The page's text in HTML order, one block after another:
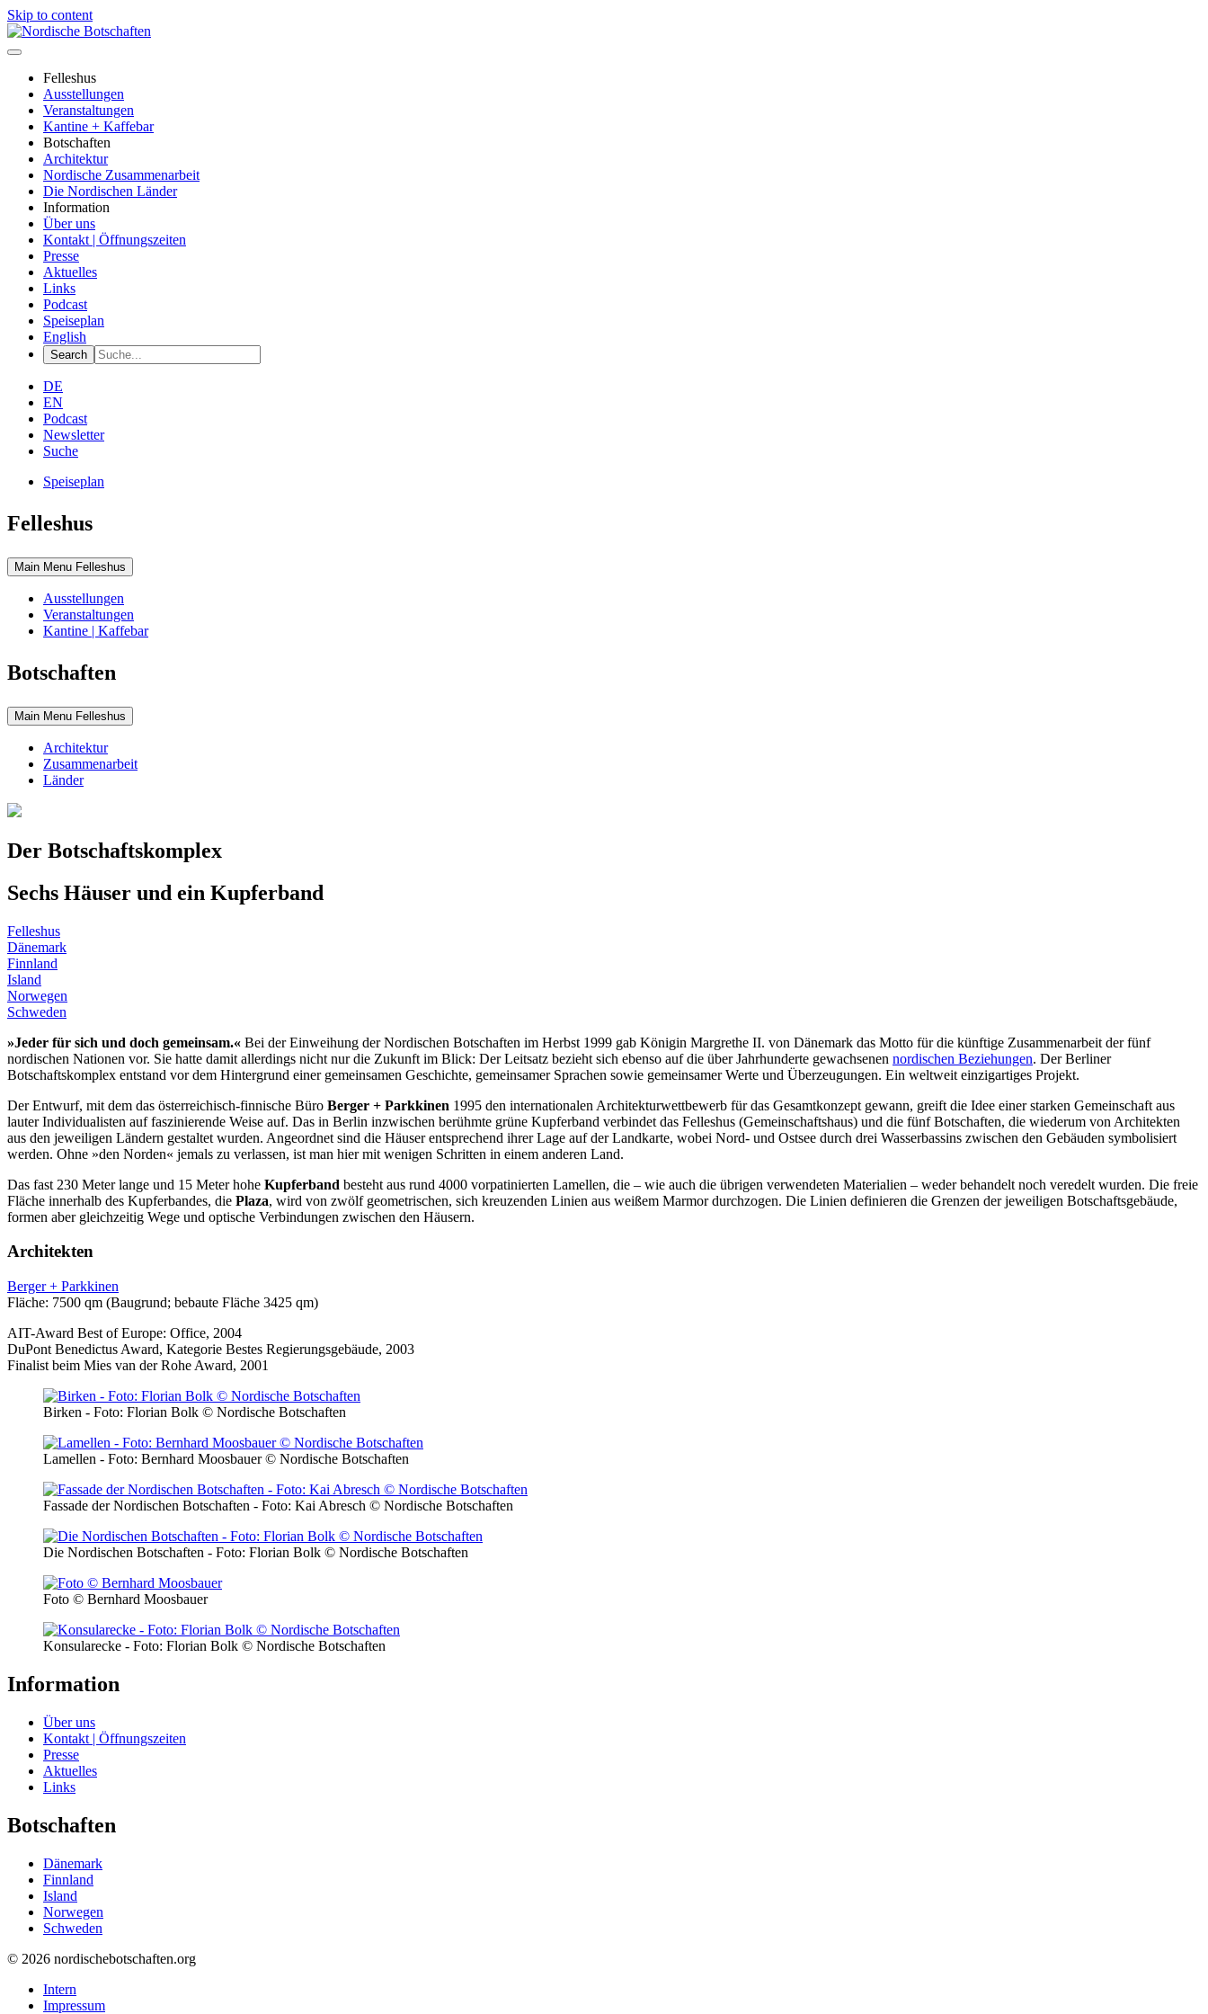
Skip to content
Felleshus
Ausstellungen
Veranstaltungen
Kantine + Kaffebar
Botschaften
Architektur
Nordische Zusammenarbeit
Die Nordischen Länder
Information
Über uns
Kontakt | Öffnungszeiten
Presse
Aktuelles
Links
Podcast
Speiseplan
English
DE
EN
Podcast
Newsletter
Suche
Speiseplan
Felleshus
Main Menu Felleshus
Ausstellungen
Veranstaltungen
Kantine | Kaffebar
Botschaften
Main Menu Felleshus
Architektur
Zusammenarbeit
Länder
Der Botschaftskomplex
Sechs Häuser und ein Kupferband
Felleshus
Dänemark
Finnland
Island
Norwegen
Schweden
»Jeder für sich und doch gemeinsam.« Bei der Einweihung der Nordischen Botschaften im Herbst 1999 gab Königin Margrethe II. von Dänemark das Motto für die künftige Zusammenarbeit der fünf
nordischen Nationen vor. Sie hatte damit allerdings nicht nur die Zukunft im Blick: Der Leitsatz bezieht sich ebenso auf die über Jahrhunderte gewachsenen nordischen Beziehungen. Der Berliner
Botschaftskomplex entstand vor dem Hintergrund einer gemeinsamen Geschichte, gemeinsamer Sprachen sowie gemeinsamer Werte und Überzeugungen. Ein weltweit einzigartiges Projekt.
Der Entwurf, mit dem das österreichisch-finnische Büro Berger + Parkkinen 1995 den internationalen Architekturwettbewerb für das Gesamtkonzept gewann, greift die Idee einer starken Gemeinschaft aus
lauter Individualisten auf faszinierende Weise auf. Das in Berlin inzwischen berühmte grüne Kupferband verbindet das Felleshus (Gemeinschaftshaus) und die fünf Botschaften, die wiederum von Architekten
aus den jeweiligen Ländern gestaltet wurden. Angeordnet sind die Häuser entsprechend ihrer Lage auf der Landkarte, wobei Nord- und Ostsee durch drei Wasserbassins zwischen den Gebäuden symbolisiert
werden. Ohne »den Norden« jemals zu verlassen, ist man hier mit wenigen Schritten in einem anderen Land.
Das fast 230 Meter lange und 15 Meter hohe Kupferband besteht aus rund 4000 vorpatinierten Lamellen, die – wie auch die übrigen verwendeten Materialien – weder behandelt noch veredelt wurden. Die freie
Fläche innerhalb des Kupferbandes, die Plaza, wird von zwölf geometrischen, sich kreuzenden Linien aus weißem Marmor durchzogen. Die Linien definieren die Grenzen der jeweiligen Botschaftsgebäude,
formen aber gleichzeitig Wege und optische Verbindungen zwischen den Häusern.
Architekten
Berger + Parkkinen
Fläche: 7500 qm (Baugrund; bebaute Fläche 3425 qm)
AIT-Award Best of Europe: Office, 2004
DuPont Benedictus Award, Kategorie Bestes Regierungsgebäude, 2003
Finalist beim Mies van der Rohe Award, 2001
Birken - Foto: Florian Bolk © Nordische Botschaften
Lamellen - Foto: Bernhard Moosbauer © Nordische Botschaften
Fassade der Nordischen Botschaften - Foto: Kai Abresch © Nordische Botschaften
Die Nordischen Botschaften - Foto: Florian Bolk © Nordische Botschaften
Foto © Bernhard Moosbauer
Konsularecke - Foto: Florian Bolk © Nordische Botschaften
Information
Über uns
Kontakt | Öffnungszeiten
Presse
Aktuelles
Links
Botschaften
Dänemark
Finnland
Island
Norwegen
Schweden
© 2026 nordischebotschaften.org
Intern
Impressum